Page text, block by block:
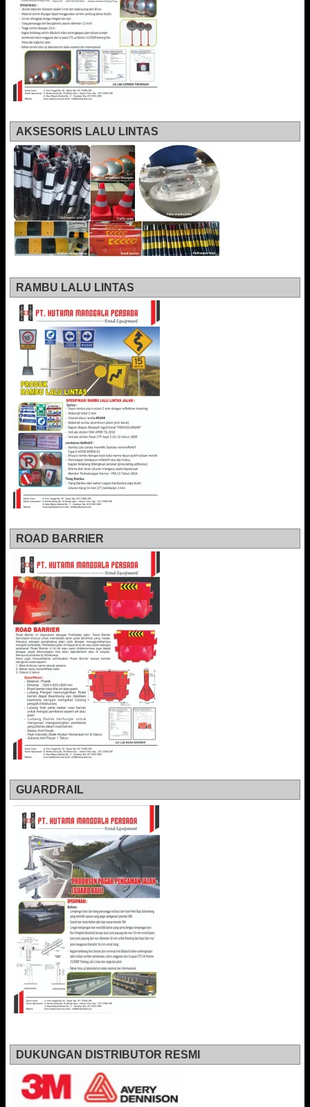
AKSESORIS LALU LINTAS
RAMBU LALU LINTAS
ROAD BARRIER
GUARDRAIL
DUKUNGAN DISTRIBUTOR RESMI